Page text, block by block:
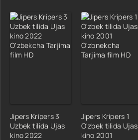
Jipers Kripers 3
Uzbek tilida Ujas
kino 2022
Jipers Kripers 1
O'zbek tilida Ujas
kino 2001